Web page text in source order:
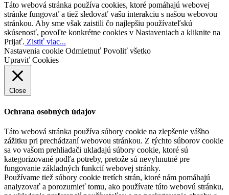
Táto webová stránka používa cookies, ktoré pomáhajú webovej
stránke fungovať a tiež sledovať vašu interakciu s našou webovou
stránkou. Aby sme však zaistili čo najlepšiu používateľskú
skúsenosť, povoľte konkrétne cookies v Nastaveniach a kliknite na
Prijať. Zistiť viac...
Nastavenia cookie Odmietnuť Povoliť všetko
Upraviť Cookies
Close
Ochrana osobných údajov
Táto webová stránka používa súbory cookie na zlepšenie vášho
zážitku pri prechádzaní webovou stránkou. Z týchto súborov cookie
sa vo vašom prehliadači ukladajú súbory cookie, ktoré sú
kategorizované podľa potreby, pretože sú nevyhnutné pre
fungovanie základných funkcií webovej stránky.
Používame tiež súbory cookie tretích strán, ktoré nám pomáhajú
analyzovať a porozumieť tomu, ako používate túto webovú stránku,